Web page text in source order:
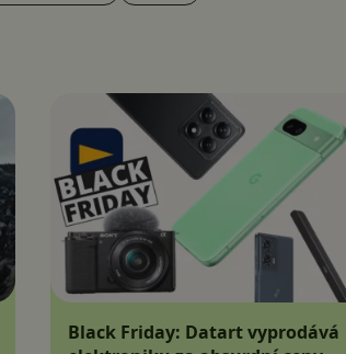
Black Friday: Datart vyprodává